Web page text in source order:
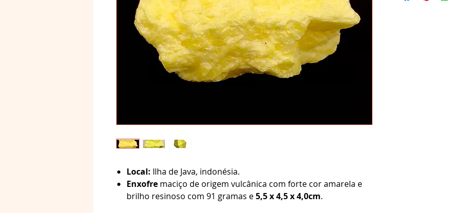
Local: Ilha de Java, indonésia.
Enxofre maciço de origem vulcânica com forte cor amarela e
brilho resinoso com 91 gramas e5,5 x 4,5 x 4,0cm.